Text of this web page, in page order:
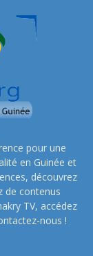
pour une
en Guinée et
découvrez
de contenus
TV, accédez
nous !